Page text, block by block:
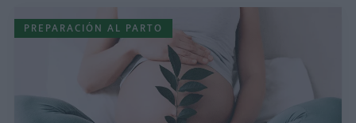
PREPARACIÓN AL PARTO